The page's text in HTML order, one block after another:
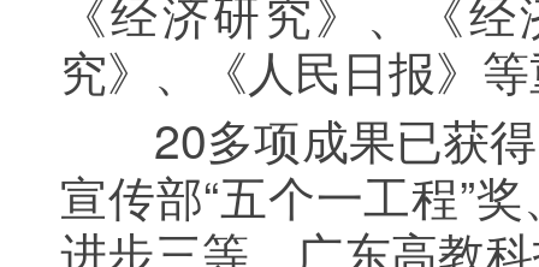
究》、《人民日报》
20多项成果已获得
宣传部“五个一工程”
进步三等、广东高教